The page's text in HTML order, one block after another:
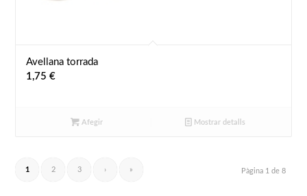
Avellana torrada
1,75€
Afegir Mostrar detalls
Pàgina 1 de 8
1 2 3 › »